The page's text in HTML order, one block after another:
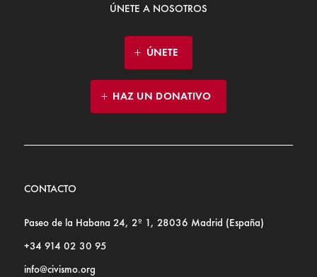
ÚNETE A NOSOTROS
ÚNETE
HAZ UN DONATIVO
CONTACTO
Paseo de la Habana 24, 2º 1, 28036 Madrid (España)
+34 914 02 30 95
info@civismo.org